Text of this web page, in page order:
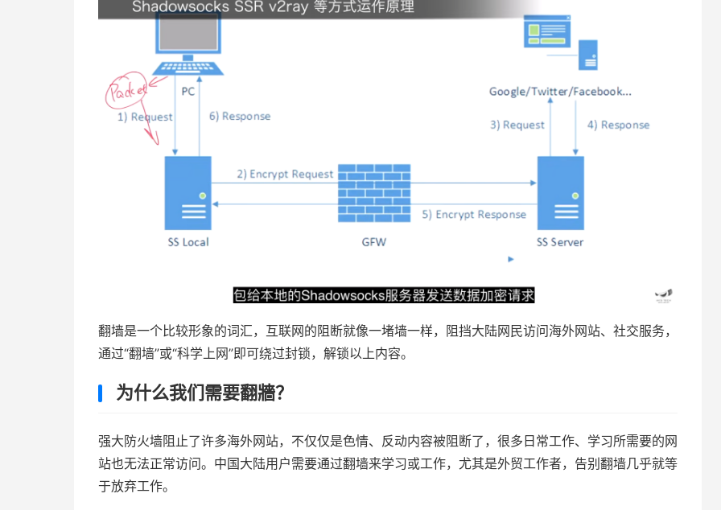
翻墙是一个比较形象的词汇，互联网的阻断就像一堵墙一样，阻挡大陆网民访问海外网站、社交服务，
通过“翻墙”或“科学上网”即可绕过封锁，解锁以上内容。
为什么我们需要翻牆？
强大防火墙阻止了许多海外网站，不仅仅是色情、反动内容被阻断了，很多日常工作、学习所需要的网
站也无法正常访问。中国大陆用户需要通过翻墙来学习或工作，尤其是外贸工作者，告别翻墙几乎就等
于放弃工作。